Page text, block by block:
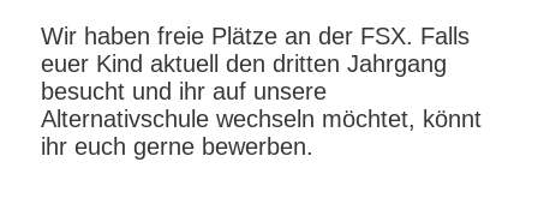
Wir haben freie Plätze an der FSX. Falls
euer Kind aktuell den dritten Jahrgang
besucht und ihr auf unsere
Alternativschule wechseln möchtet, könnt
ihr euch gerne bewerben.